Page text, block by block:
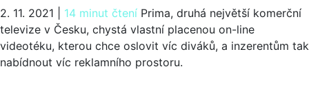
2. 11. 2021 14 minut čtení Prima, druhá největší komerční
televize v Česku, chystá vlastní placenou on-line
videotéku, kterou chce oslovit víc diváků, a inzerentům tak
nabídnout víc reklamního prostoru.